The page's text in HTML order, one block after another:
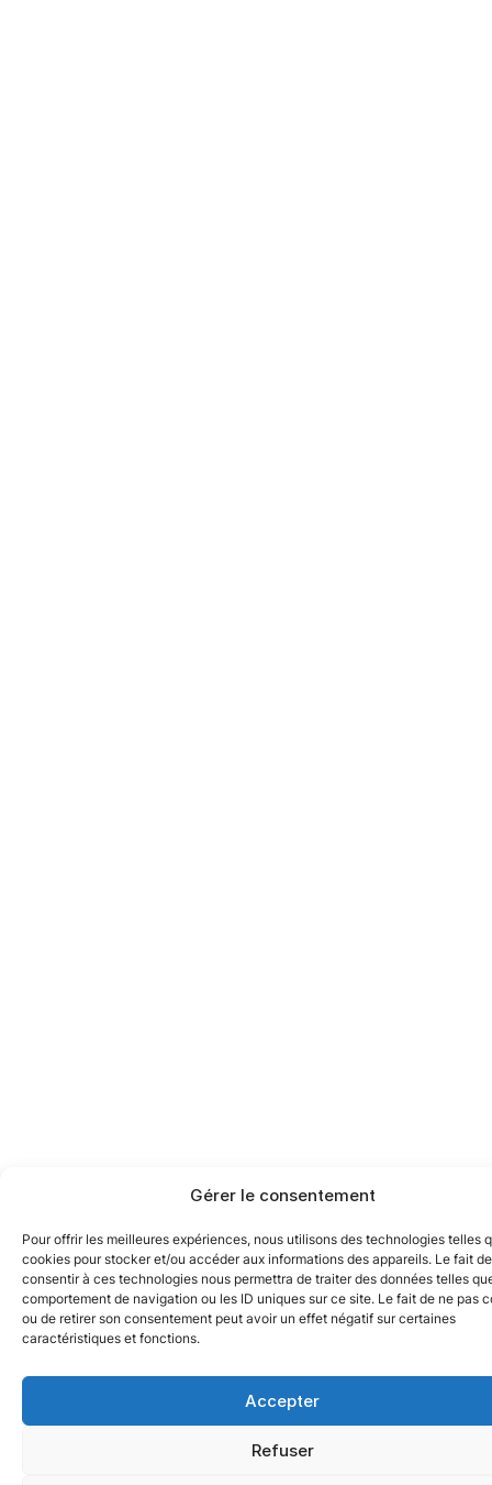
Gérer le consentement
Pour offrir les meilleures expériences, nous utilisons des technologies telles
cookies pour stocker et/ou accéder aux informations des appareils. Le fait de
consentir à ces technologies nous permettra de traiter des données telles
comportement de navigation ou les ID uniques sur ce site. Le fait de ne pas
ou de retirer son consentement peut avoir un effet négatif sur certaines
caractéristiques et fonctions.
Accepter
Refuser